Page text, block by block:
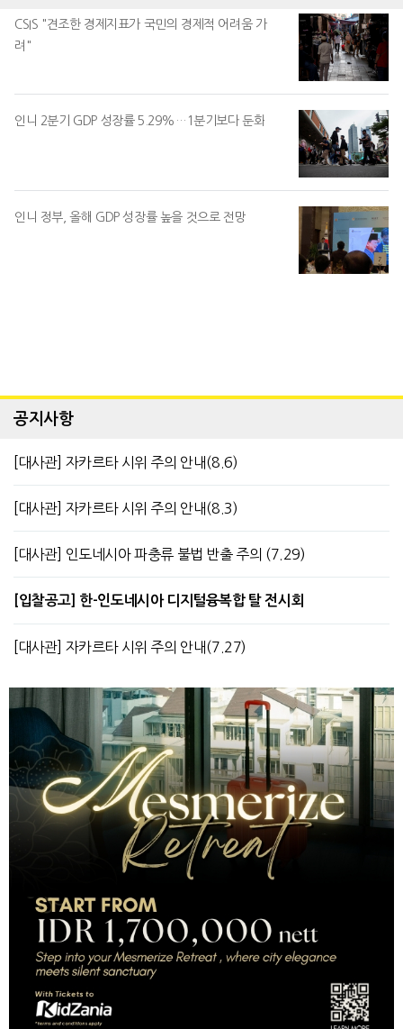
CSIS "견조한 경제지표가 국민의 경제적 어려움 가
려"
인니 2분기 GDP 성장률 5.29%…1분기보다 둔화
인니 정부, 올해 GDP 성장률 높을 것으로 전망
공지사항
[대사관] 자카르타 시위 주의 안내(8.6)
[대사관] 자카르타 시위 주의 안내(8.3)
[대사관] 인도네시아 파충류 불법 반출 주의 (7.29)
[입찰공고] 한-인도네시아 디지털융복합 탈 전시회
[대사관] 자카르타 시위 주의 안내(7.27)